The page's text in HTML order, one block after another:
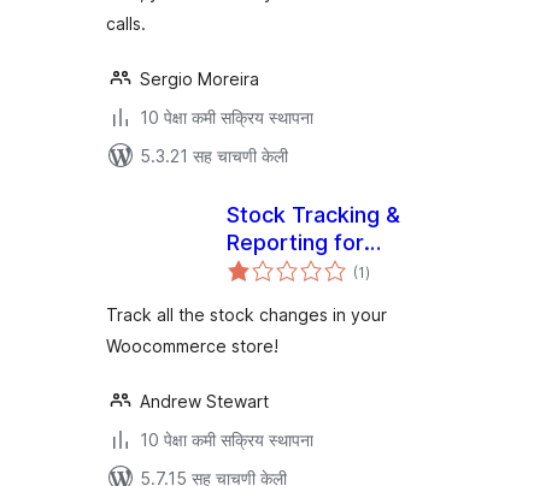
calls.
Sergio Moreira
10 पेक्षा कमी सक्रिय स्थापना
5.3.21 सह चाचणी केली
Stock Tracking &
Reporting for
Woocommerce
(1एकूण
मूल्यांकन
)
Track all the stock changes in your
Woocommerce store!
Andrew Stewart
10 पेक्षा कमी सक्रिय स्थापना
5.7.15 सह चाचणी केली